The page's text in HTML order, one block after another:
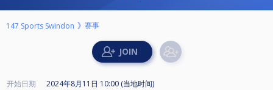
147 Sports Swindon 赛事
开始日期
2024年8月11日 10:00 (当地时间)